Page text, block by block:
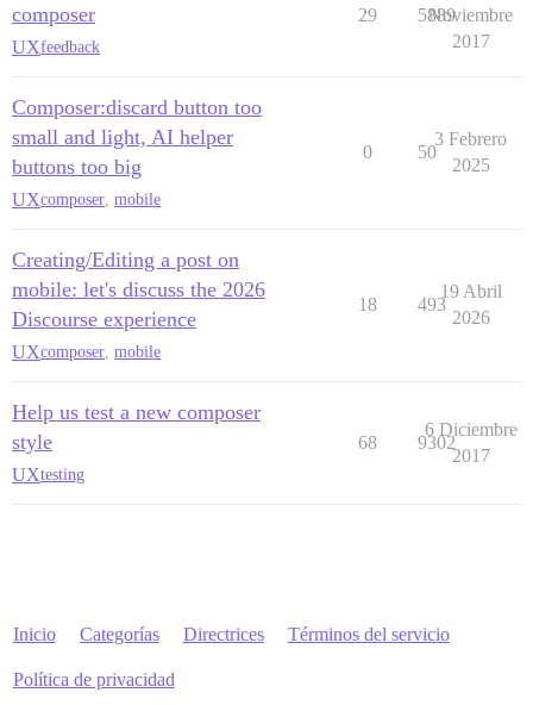
composer
UXfeedback
29 5889
Noviembre
2017
Composer:discard button too
small and light, AI helper
buttons too big
UXcomposer, mobile
0 50
3 Febrero
2025
Creating/Editing a post on
mobile: let's discuss the 2026
Discourse experience
UXcomposer, mobile
18 493
19 Abril
2026
Help us test a new composer
style
UXtesting
68 9302
6 Diciembre
2017
Inicio Categorías Directrices Términos del servicio
Política de privacidad